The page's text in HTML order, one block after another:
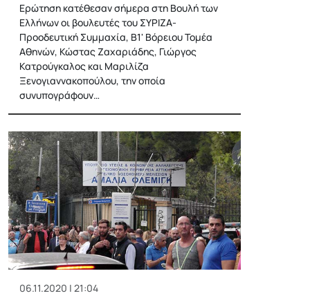
Ερώτηση κατέθεσαν σήμερα στη Βουλή των
Ελλήνων οι βουλευτές του ΣΥΡΙΖΑ-
Προοδευτική Συμμαχία, Β1' Βόρειου Τομέα
Αθηνών, Κώστας Ζαχαριάδης, Γιώργος
Κατρούγκαλος και Μαριλίζα
Ξενογιαννακοπούλου, την οποία
συνυπογράφουν…
06.11.2020 | 21:04